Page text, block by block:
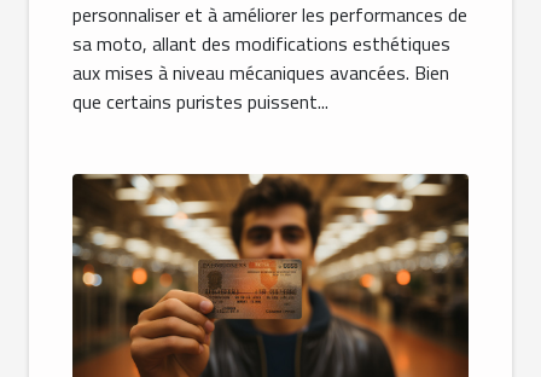
personnaliser et à améliorer les performances de
sa moto, allant des modifications esthétiques
aux mises à niveau mécaniques avancées. Bien
que certains puristes puissent...